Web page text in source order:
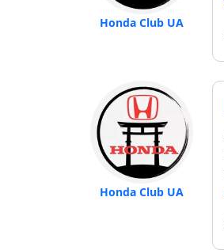
Honda Club UA
Honda Club UA